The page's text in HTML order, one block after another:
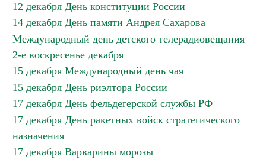
12 декабря День конституции России
14 декабря День памяти Андрея Сахарова
Международный день детского телерадиовещания
2-е воскресенье декабря
15 декабря Международный день чая
15 декабря День риэлтора России
17 декабря День фельдегерской службы РФ
17 декабря День ракетных войск стратегического
назначения
17 декабря Варварины морозы